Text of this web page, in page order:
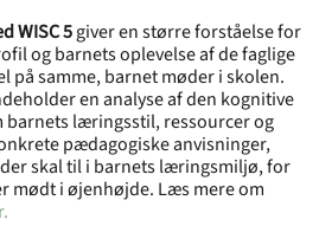
WISC 5giver en større forståelse for
og barnets oplevelse af de faglige
på samme, barnet møder i skolen.
en analyse af den kognitive
barnets læringsstil, ressourcer og
pædagogiske anvisninger,
skal til i barnets læringsmiljø, for
mødt i øjenhøjde. Læs mere om